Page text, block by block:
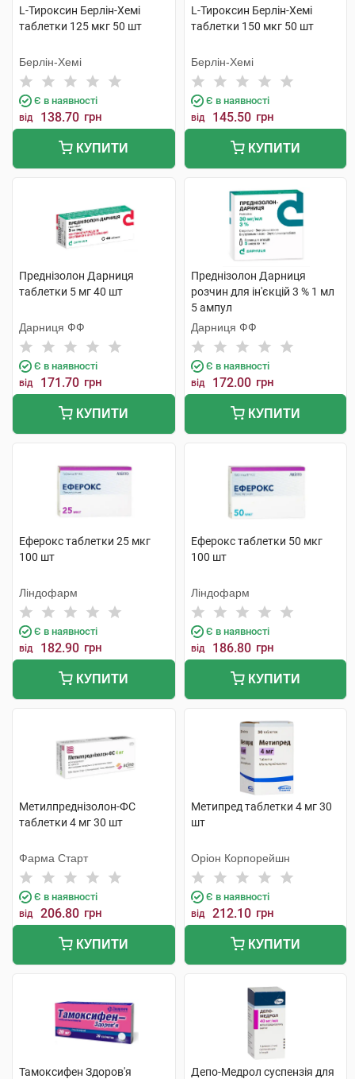
L-Тироксин Берлін-Хемі
таблетки 125 мкг 50 шт
Берлін-Хемі
Є в наявності
від 138.70 грн
КУПИТИ
L-Тироксин Берлін-Хемі
таблетки 150 мкг 50 шт
Берлін-Хемі
Є в наявності
від 145.50 грн
КУПИТИ
Преднізолон Дарниця
таблетки 5 мг 40 шт
Дарниця ФФ
Є в наявності
від 171.70 грн
КУПИТИ
Преднізолон Дарниця
розчин для ін'єкцій 3 % 1 мл
5 ампул
Дарниця ФФ
Є в наявності
від 172.00 грн
КУПИТИ
Еферокс таблетки 25 мкг
100 шт
Ліндофарм
Є в наявності
від 182.90 грн
КУПИТИ
Еферокс таблетки 50 мкг
100 шт
Ліндофарм
Є в наявності
від 186.80 грн
КУПИТИ
Метилпреднізолон-ФС
таблетки 4 мг 30 шт
Фарма Старт
Є в наявності
від 206.80 грн
КУПИТИ
Метипред таблетки 4 мг 30
шт
Оріон Корпорейшн
Є в наявності
від 212.10 грн
КУПИТИ
Тамоксифен Здоров'я
Депо-Медрол суспензія для